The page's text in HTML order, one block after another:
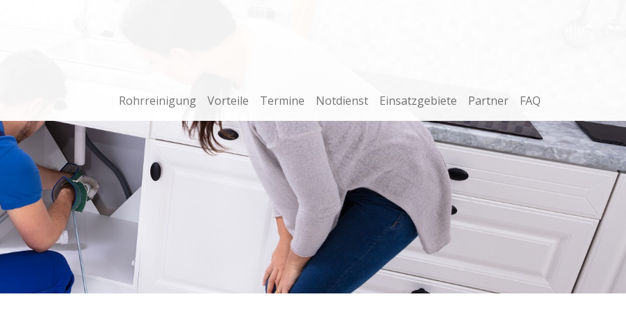
Rohrreinigung Vorteile Termine Notdienst Einsatzgebiete Partner FAQ